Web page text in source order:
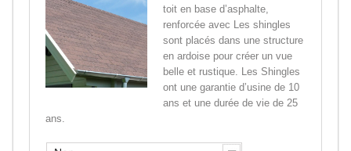
toit en base d’asphalte,
renforcée avec Les shingles
sont placés dans une structure
en ardoise pour créer un vue
belle et rustique. Les Shingles
ont une garantie d’usine de 10
ans et une durée de vie de 25
ans.